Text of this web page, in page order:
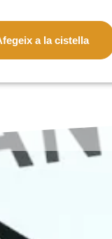
a la cistella